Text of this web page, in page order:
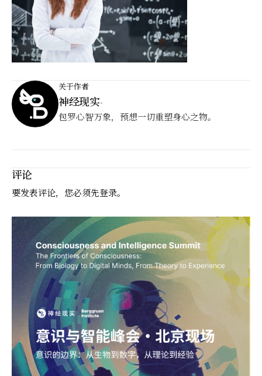
关于作者
神经现实-
包罗心智万象，预想一切重塑身心之物。
评论
要发表评论，您必须先登录。